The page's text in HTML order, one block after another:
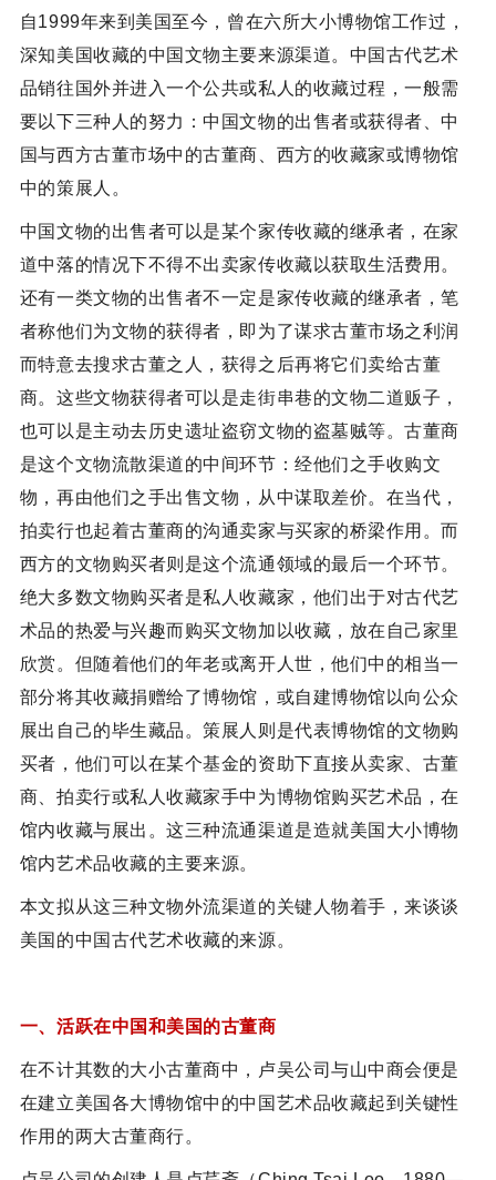
自1999年来到美国至今，曾在六所大小博物馆工作过，
深知美国收藏的中国文物主要来源渠道。中国古代艺术
品销往国外并进入一个公共或私人的收藏过程，一般需
要以下三种人的努力：中国文物的出售者或获得者、中
国与西方古董市场中的古董商、西方的收藏家或博物馆
中的策展人。
中国文物的出售者可以是某个家传收藏的继承者，在家
道中落的情况下不得不出卖家传收藏以获取生活费用。
还有一类文物的出售者不一定是家传收藏的继承者，笔
者称他们为文物的获得者，即为了谋求古董市场之利润
而特意去搜求古董之人，获得之后再将它们卖给古董
商。这些文物获得者可以是走街串巷的文物二道贩子，
也可以是主动去历史遗址盗窃文物的盗墓贼等。古董商
是这个文物流散渠道的中间环节：经他们之手收购文
物，再由他们之手出售文物，从中谋取差价。在当代，
拍卖行也起着古董商的沟通卖家与买家的桥梁作用。而
西方的文物购买者则是这个流通领域的最后一个环节。
绝大多数文物购买者是私人收藏家，他们出于对古代艺
术品的热爱与兴趣而购买文物加以收藏，放在自己家里
欣赏。但随着他们的年老或离开人世，他们中的相当一
部分将其收藏捐赠给了博物馆，或自建博物馆以向公众
展出自己的毕生藏品。策展人则是代表博物馆的文物购
买者，他们可以在某个基金的资助下直接从卖家、古董
商、拍卖行或私人收藏家手中为博物馆购买艺术品，在
馆内收藏与展出。这三种流通渠道是造就美国大小博物
馆内艺术品收藏的主要来源。
本文拟从这三种文物外流渠道的关键人物着手，来谈谈
美国的中国古代艺术收藏的来源。
一、活跃在中国和美国的古董商
在不计其数的大小古董商中，卢吴公司与山中商会便是
在建立美国各大博物馆中的中国艺术品收藏起到关键性
作用的两大古董商行。